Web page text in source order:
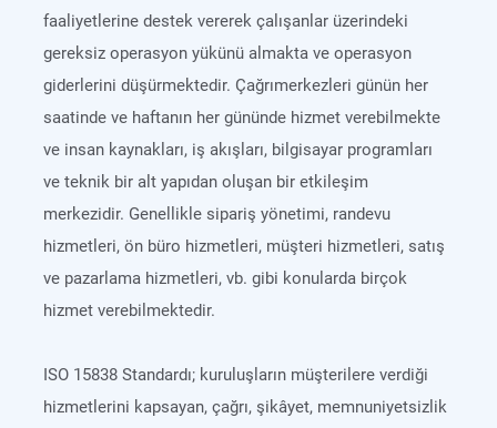
faaliyetlerine destek vererek çalışanlar üzerindeki
gereksiz operasyon yükünü almakta ve operasyon
giderlerini düşürmektedir. Çağrımerkezleri günün her
saatinde ve haftanın her gününde hizmet verebilmekte
ve insan kaynakları, iş akışları, bilgisayar programları
ve teknik bir alt yapıdan oluşan bir etkileşim
merkezidir. Genellikle sipariş yönetimi, randevu
hizmetleri, ön büro hizmetleri, müşteri hizmetleri, satış
ve pazarlama hizmetleri, vb. gibi konularda birçok
hizmet verebilmektedir.
ISO 15838 Standardı; kuruluşların müşterilere verdiği
hizmetlerini kapsayan, çağrı, şikâyet, memnuniyetsizlik